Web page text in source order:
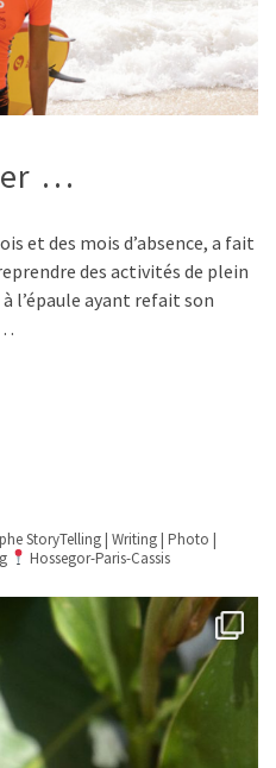
…
et des mois d’absence, a fait
des activités de plein
l’épaule ayant refait son
StoryTelling | Writing | Photo |
Hossegor-Paris-Cassis